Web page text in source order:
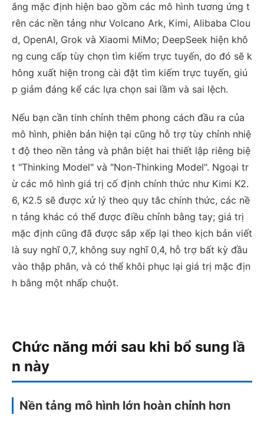
ắng mặc định hiện bao gồm các mô hình tương ứng t
rên các nền tảng như Volcano Ark, Kimi, Alibaba Clou
d, OpenAI, Grok và Xiaomi MiMo; DeepSeek hiện khô
ng cung cấp tùy chọn tìm kiếm trực tuyến, do đó sẽ k
hông xuất hiện trong cài đặt tìm kiếm trực tuyến, giú
p giảm đáng kể các lựa chọn sai lầm và sai lệch.
Nếu bạn cần tinh chỉnh thêm phong cách đầu ra của
mô hình, phiên bản hiện tại cũng hỗ trợ tùy chỉnh nhiệ
t độ theo nền tảng và phân biệt hai thiết lập riêng biệ
t "Thinking Model" và "Non-Thinking Model". Ngoại tr
ừ các mô hình giá trị cố định chính thức như Kimi K2.
6, K2.5 sẽ được xử lý theo quy tắc chính thức, các nề
n tảng khác có thể được điều chỉnh bằng tay; giá trị
mặc định cũng đã được sắp xếp lại theo kịch bản viết
là suy nghĩ 0,7, không suy nghĩ 0,4, hỗ trợ bất kỳ đầu
vào thập phân, và có thể khôi phục lại giá trị mặc địn
h bằng một nhấp chuột.
Chức năng mới sau khi bổ sung lầ
n này
Nền tảng mô hình lớn hoàn chỉnh hơn